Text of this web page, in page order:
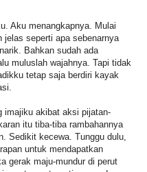
Aku menangkapnya. Mulai
jelas seperti apa sebenarnya
Bahkan sudah ada
muluslah wajahnya. Tapi tidak
tetap saja berdiri kayak
imajiku akibat aksi pijatan-
itu tiba-tiba rambahannya
Sedikit kecewa. Tunggu dulu,
untuk mendapatkan
gerak maju-mundur di perut